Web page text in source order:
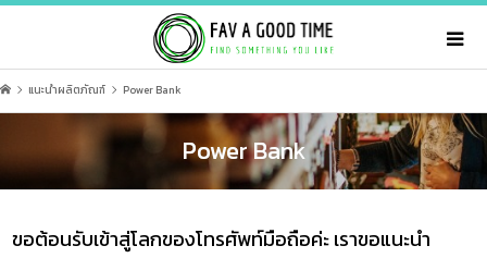
แนะนำผลิตภัณฑ์ Power Bank
Power Bank
ขอต้อนรับเข้าสู่โลกของโทรศัพท์มือถือค่ะ เราขอแนะนำ